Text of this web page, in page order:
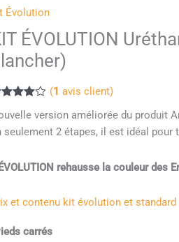
Évolution
ÉVOLUTION
5
(1 avis client)
version améliorée du produit
seulement 2 étapes, il est idéal
rehausse la couleur des
et contenu kit évolution et standard
carrés